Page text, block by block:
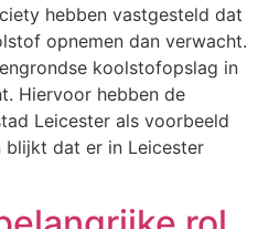
hebben vastgesteld dat
opnemen dan verwacht.
koolstofopslag in
Hiervoor hebben de
Leicester als voorbeeld
blijkt dat er in Leicester